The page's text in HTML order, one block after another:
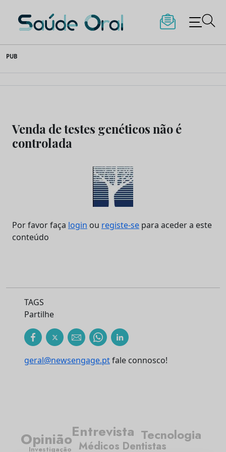
to
content
Saúde Oral
PUB
Venda de testes genéticos não é
controlada
Por favor faça login ou registe-se para aceder a este
conteúdo
TAGS
Partilhe
geral@newsengage.ptfale connosco!
Médicos Dentistas
Entrevista
Opinião Tecnologia
Investigação